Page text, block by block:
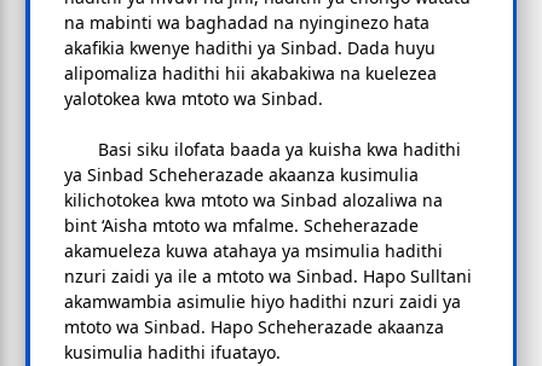
na mabinti wa baghadad na nyinginezo hata
akafikia kwenye hadithi ya Sinbad. Dada huyu
alipomaliza hadithi hii akabakiwa na kuelezea
yalotokea kwa mtoto wa Sinbad.
Basi siku ilofata baada ya kuisha kwa hadithi
ya Sinbad Scheherazade akaanza kusimulia
kilichotokea kwa mtoto wa Sinbad alozaliwa na
bint ‘Aisha mtoto wa mfalme. Scheherazade
akamueleza kuwa atahaya ya msimulia hadithi
nzuri zaidi ya ile a mtoto wa Sinbad. Hapo Sulltani
akamwambia asimulie hiyo hadithi nzuri zaidi ya
mtoto wa Sinbad. Hapo Scheherazade akaanza
kusimulia hadithi ifuatayo.